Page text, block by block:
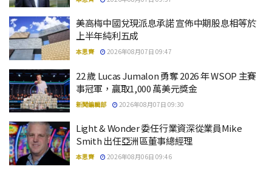
美高梅中國兌現派息承諾 宣佈中期股息相等於
上半年純利五成
本思齊 2026年08月07日 09:47
22 歲 Lucas Jumalon 勇奪 2026 年 WSOP 主賽
事冠軍，贏取1,000 萬美元獎金
新聞編輯部 2026年08月07日 09:30
Light & Wonder 委任行業資深從業員Mike
Smith 出任亞洲區董事總經理
本思齊 2026年08月06日 09:46